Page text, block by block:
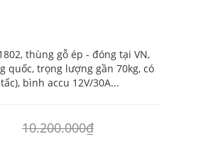
thùng gỗ ép - đóng tại VN,
quốc, trọng lượng gần 70kg, có
bình accu 12V/30A...
10.200.000₫